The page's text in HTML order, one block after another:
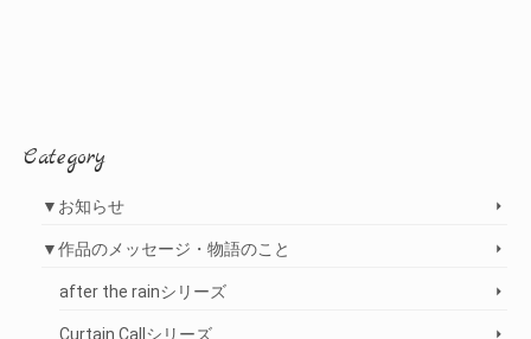
Category
▼お知らせ
▼作品のメッセージ・物語のこと
after the rainシリーズ
Curtain Callシリーズ